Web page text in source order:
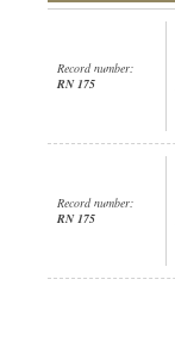
Record number:
RN 175
Record number:
RN 175